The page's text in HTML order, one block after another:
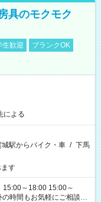
具のモクモク
生歓迎
ブランクOK
による
城駅からバイク・車 / 下馬
す